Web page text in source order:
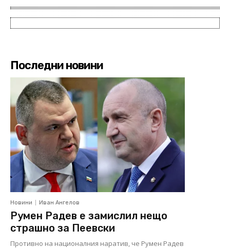
Последни новини
Новини Иван Ангелов
Румен Радев е замислил нещо
страшно за Пеевски
Противно на националния наратив, че Румен Радев